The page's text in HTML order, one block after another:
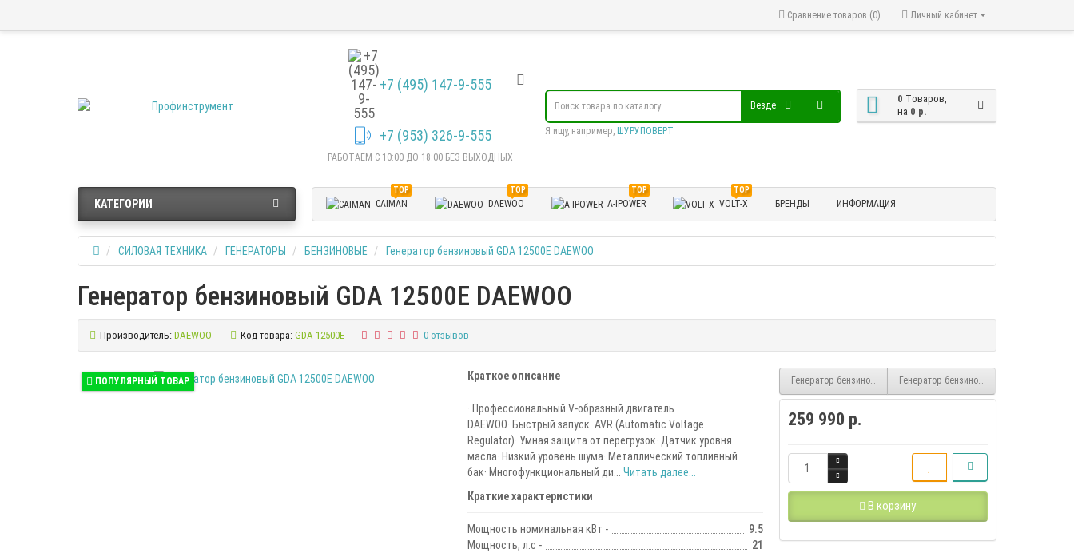
Личный кабинет
Сравнение товаров (0)
+7 (495) 147-9-555
+7 (953) 326-9-555
РАБОТАЕМ С 10:00 ДО 18:00 БЕЗ ВЫХОДНЫХ
0 Tоваров,
на 0 р.
Везде
Я ищу, например, ШУРУПОВЕРТ
TOP
CAIMAN
TOP
DAEWOO
TOP
A-IPOWER
TOP
VOLT-X БРЕНДЫ ИНФОРМАЦИЯ
КАТЕГОРИИ
СИЛОВАЯ ТЕХНИКА ГЕНЕРАТОРЫ БЕНЗИНОВЫЕ Генератор бензиновый GDA 12500E DAEWOO
Генератор бензиновый GDA 12500E DAEWOO
Производитель: DAEWOO Код товара: GDA 12500E 0 отзывов
ПОПУЛЯРНЫЙ ТОВАР Краткое описание
· Профессиональный V-образный двигатель
DAEWOO· Быстрый запуск· AVR (Automatic Voltage
Regulator)· Умная защита от перегрузок· Датчик уровня
масла· Низкий уровень шума· Металлический топливный
бак· Многофункциональный ди... Читать далее...
Краткие характеристики
Мощность номинальная кВт -
9.5
Мощность, л.с -
21
Генератор бензиновый GDA 9500DPE-3 DAEWOO
Генератор бензиновый GDA 12500E-3
259 990 р.
В корзину